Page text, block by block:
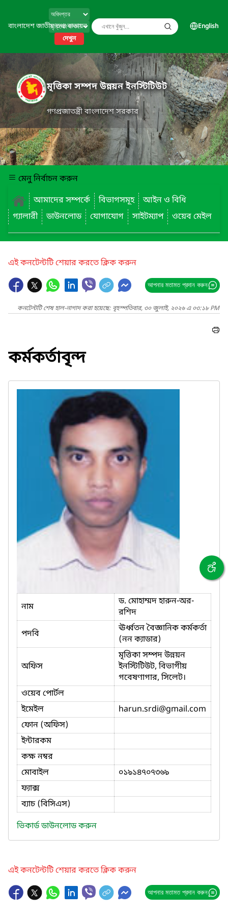
বাংলাদেশ জাতীয় তথ্য বাতায়ন
দেখুন
English
মৃত্তিকা সম্পদ উন্নয়ন ইনস্টিটিউট
গণপ্রজাতন্ত্রী বাংলাদেশ সরকার
মেনু নির্বাচন করুন
আমাদের সম্পর্কে
বিভাগসমূহ
আইন ও বিধি
গ্যালারী
ডাউনলোড যোগাযোগ সাইটম্যাপ ওয়েব মেইল
এই কনটেন্টটি শেয়ার করতে ক্লিক করুন
আপনার মতামত প্রদান করুন
কনটেন্টটি শেষ হাল-নাগাদ করা হয়েছে: বৃহস্পতিবার, ৩০ জুলাই, ২০২৬ এ ০৩:১৮ PM
কর্মকর্তাবৃন্দ
নাম
ড. মোহাম্মদ হারুন-অর-
রশিদ
পদবি
ঊর্ধ্বতন বৈজ্ঞানিক কর্মকর্তা
(নন ক্যাডার)
অফিস
মৃত্তিকা সম্পদ উন্নয়ন
ইনস্টিটিউট, বিভাগীয়
গবেষণাগার, সিলেট।
ওয়েব পোর্টল
ইমেইল
harun.srdi@gmail.com
ফোন (অফিস)
ইন্টারকম
কক্ষ নম্বর
মোবাইল
০১৯১৪৭০৭৩৬৯
ফ্যাক্স
ব্যাচ (বিসিএস)
ভিকার্ড ডাউনলোড করুন
এই কনটেন্টটি শেয়ার করতে ক্লিক করুন
আপনার মতামত প্রদান করুন